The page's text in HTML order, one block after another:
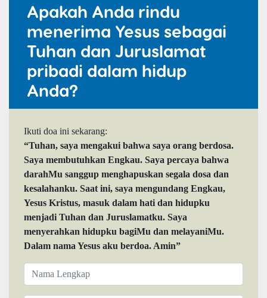
Apakah Anda rindu
menerima Yesus sebagai
Tuhan dan Juruslamat
pribadi dalam hidup
Anda?
Ikuti doa ini sekarang:
“Tuhan, saya mengakui bahwa saya orang berdosa.
Saya membutuhkan Engkau. Saya percaya bahwa
darahMu sanggup menghapuskan segala dosa dan
kesalahanku. Saat ini, saya mengundang Engkau,
Yesus Kristus, masuk dalam hati dan hidupku
menjadi Tuhan dan Juruslamatku. Saya
menyerahkan hidupku bagiMu dan melayaniMu.
Dalam nama Yesus aku berdoa. Amin”